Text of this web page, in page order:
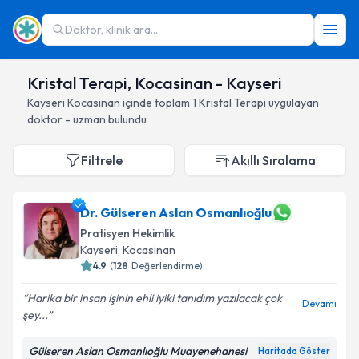
Doktor, klinik ara...
Kristal Terapi, Kocasinan - Kayseri
Kayseri Kocasinan içinde toplam 1 Kristal Terapi uygulayan
doktor - uzman bulundu
Filtrele Akıllı Sıralama
Dr. Gülseren Aslan Osmanlıoğlu
Pratisyen Hekimlik
Kayseri, Kocasinan
4.9 (128 Değerlendirme)
Harika bir insan işinin ehli iyiki tanıdım yazılacak çok
şey...
Devamı
Gülseren Aslan Osmanlıoğlu Muayenehanesi Haritada Göster